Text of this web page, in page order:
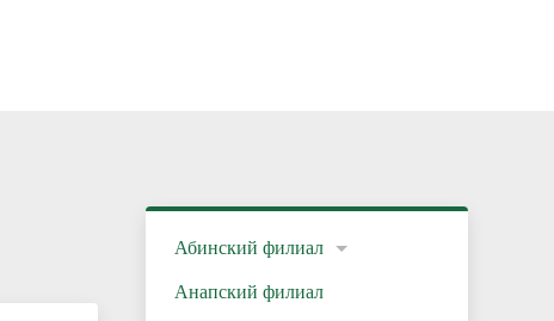
Абинский филиал
Анапский филиал